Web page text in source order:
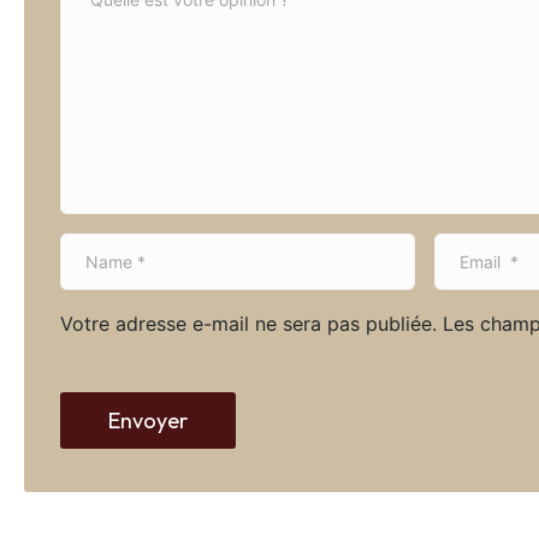
Votre adresse e-mail ne sera pas publiée. Les
N
e
E
i
Envoyer